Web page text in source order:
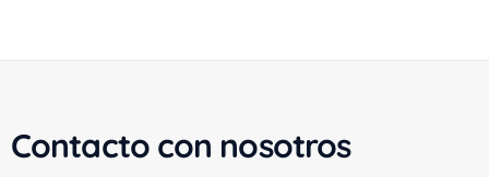
Contacto con nosotros